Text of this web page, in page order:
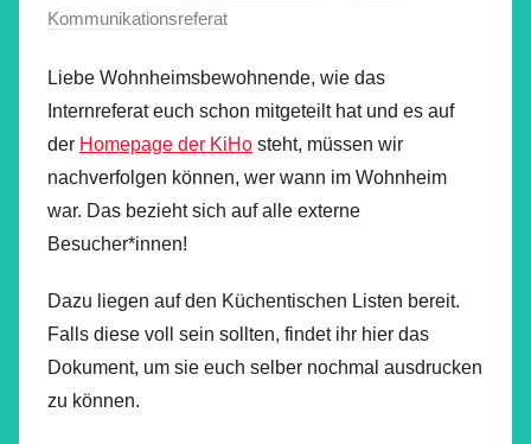
Kommunikationsreferat
Liebe Wohnheimsbewohnende, wie das
Internreferat euch schon mitgeteilt hat und es auf
der Homepage der KiHo steht, müssen wir
nachverfolgen können, wer wann im Wohnheim
war. Das bezieht sich auf alle externe
Besucher*innen!
Dazu liegen auf den Küchentischen Listen bereit.
Falls diese voll sein sollten, findet ihr hier das
Dokument, um sie euch selber nochmal ausdrucken
zu können.